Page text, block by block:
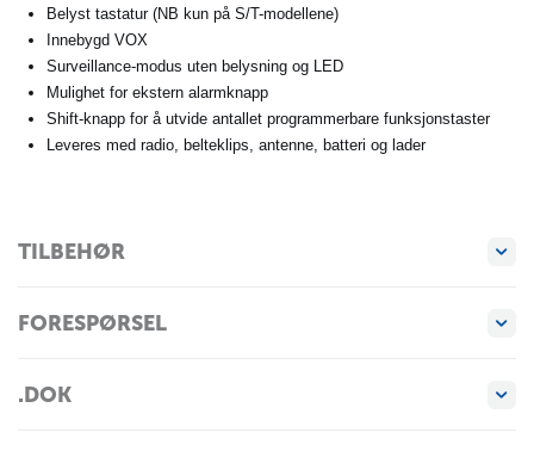
Belyst tastatur (NB kun på S/T-modellene)
Innebygd VOX
Surveillance-modus uten belysning og LED
Mulighet for ekstern alarmknapp
Shift-knapp for å utvide antallet programmerbare funksjonstaster
Leveres med radio, belteklips, antenne, batteri og lader
TILBEHØR
FORESPØRSEL
.DOK